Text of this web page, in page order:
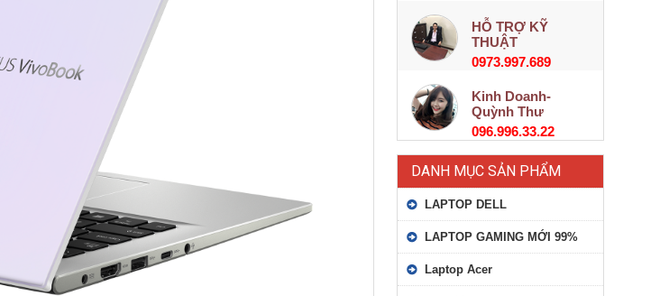
HỖ TRỢ KỸ
THUẬT
0973.997.689
Kinh Doanh-
Quỳnh Thư
096.996.33.22
DANH MỤC SẢN PHẨM
LAPTOP DELL
LAPTOP GAMING MỚI 99%
Laptop Acer